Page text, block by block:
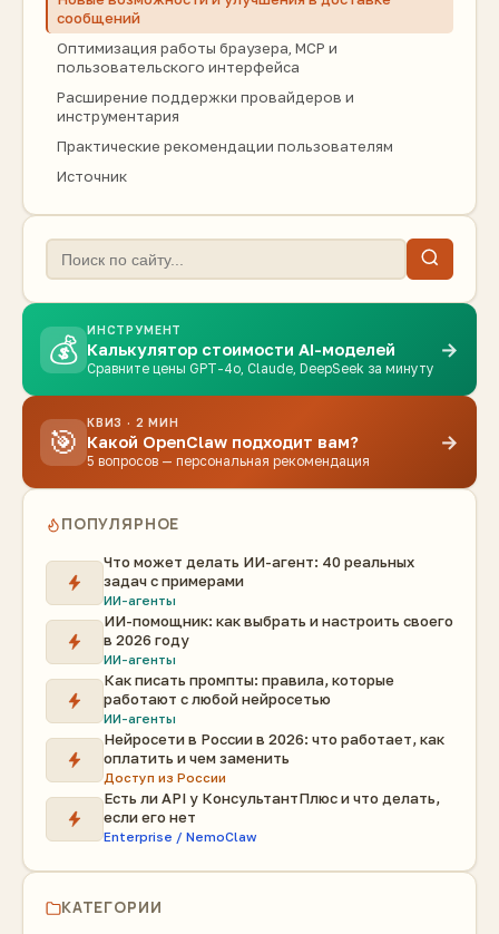
сообщений
Оптимизация работы браузера, MCP и
пользовательского интерфейса
Расширение поддержки провайдеров и
инструментария
Практические рекомендации пользователям
Источник
💰
ИНСТРУМЕНТ
Калькулятор стоимости AI-моделей
Сравните цены GPT-4o, Claude, DeepSeek за минуту
→
🎯
КВИЗ · 2 МИН
Какой OpenClaw подходит вам?
5 вопросов — персональная рекомендация
→
ПОПУЛЯРНОЕ
Что может делать ИИ-агент: 40 реальных
задач с примерами
ИИ-агенты
ИИ-помощник: как выбрать и настроить своего
в 2026 году
ИИ-агенты
Как писать промпты: правила, которые
работают с любой нейросетью
ИИ-агенты
Нейросети в России в 2026: что работает, как
оплатить и чем заменить
Доступ из России
Есть ли API у КонсультантПлюс и что делать,
если его нет
Enterprise / NemoClaw
КАТЕГОРИИ